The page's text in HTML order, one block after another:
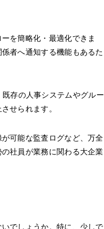
を簡略化・最適化できま
者へ通知する機能もあるた
存の人事システムやグルー
せられます。
可能な監査ログなど、万全
社員が業務に関わる大企業
でしょうか。特に、少しで